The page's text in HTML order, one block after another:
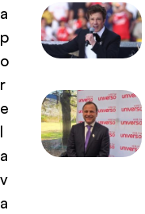
a
p
o
r
e
l
a
v
a